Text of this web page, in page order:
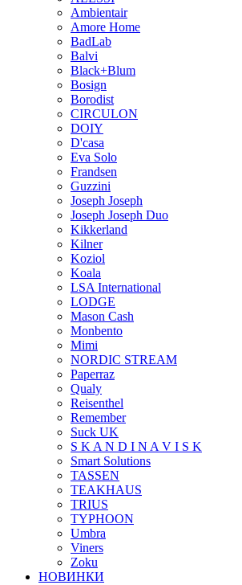
Ambientair
Amore Home
BadLab
Balvi
Black+Blum
Bosign
Borodist
CIRCULON
DOIY
D'casa
Eva Solo
Frandsen
Guzzini
Joseph Joseph
Joseph Joseph Duo
Kikkerland
Kilner
Koziol
Koala
LSA International
LODGE
Mason Cash
Monbento
Mimi
NORDIC STREAM
Paperraz
Qualy
Reisenthel
Remember
Suck UK
S K A N D I N A V I S K
Smart Solutions
TASSEN
TEAKHAUS
TRIUS
TYPHOON
Umbra
Viners
Zoku
НОВИНКИ